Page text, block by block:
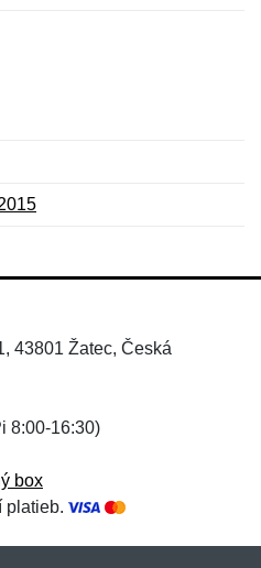
43801 Žatec, Česká
8:00-16:30)
box
platieb.